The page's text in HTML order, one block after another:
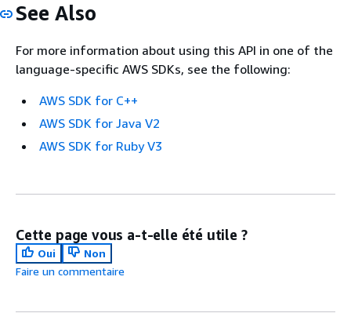
See Also
For more information about using this API in one of the
language-specific AWS SDKs, see the following:
AWS SDK for C++
AWS SDK for Java V2
AWS SDK for Ruby V3
Cette page vous a-t-elle été utile ?
Oui
Non
Faire un commentaire